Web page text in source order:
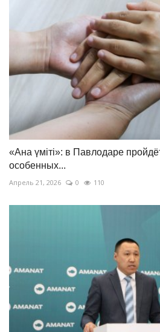
«Ана үміті»: в Павлодаре
особенных...
Апрель 21, 2026 0 110